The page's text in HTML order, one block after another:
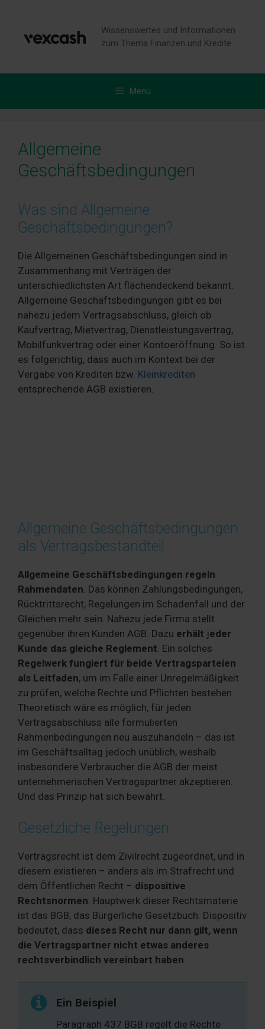
springen
Wissenswertes und Informationen
zum Thema Finanzen und Kredite
Menü
Allgemeine
Geschäftsbedingungen
Was sind Allgemeine
Geschäftsbedingungen?
Die Allgemeinen Geschäftsbedingungen sind in
Zusammenhang mit Verträgen der
unterschiedlichsten Art flächendeckend bekannt.
Allgemeine Geschäftsbedingungen gibt es bei
nahezu jedem Vertragsabschluss, gleich ob
Kaufvertrag, Mietvertrag, Dienstleistungsvertrag,
Mobilfunkvertrag oder einer Kontoeröffnung. So ist
es folgerichtig, dass auch im Kontext bei der
Vergabe von Krediten bzw. Kleinkrediten
entsprechende AGB existieren.
Allgemeine Geschäftsbedingungen
als Vertragsbestandteil
Allgemeine Geschäftsbedingungen regeln
Rahmendaten. Das können Zahlungsbedingungen,
Rücktrittsrecht, Regelungen im Schadenfall und der
Gleichen mehr sein. Nahezu jede Firma stellt
gegenüber ihren Kunden AGB. Dazu erhält jeder
Kunde das gleiche Reglement. Ein solches
Regelwerk fungiert für beide Vertragsparteien
als Leitfaden, um im Falle einer Unregelmäßigkeit
zu prüfen, welche Rechte und Pflichten bestehen.
Theoretisch wäre es möglich, für jeden
Vertragsabschluss alle formulierten
Rahmenbedingungen neu auszuhandeln – das ist
im Geschäftsalltag jedoch unüblich, weshalb
insbesondere Verbraucher die AGB der meist
unternehmerischen Vertragspartner akzeptieren.
Und das Prinzip hat sich bewährt.
Gesetzliche Regelungen
Vertragsrecht ist dem Zivilrecht zugeordnet, und in
diesem existieren – anders als im Strafrecht und
dem Öffentlichen Recht – dispositive
Rechtsnormen . Hauptwerk dieser Rechtsmaterie
ist das BGB, das Bürgerliche Gesetzbuch. Dispositiv
bedeutet, dass dieses Recht nur dann gilt, wenn
die Vertragspartner nicht etwas anderes
rechtsverbindlich vereinbart haben
Ein Beispiel
Paragraph 437 BGB regelt die Rechte